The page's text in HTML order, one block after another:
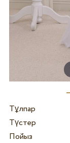
Тұлпар
Түстер
Пойыз